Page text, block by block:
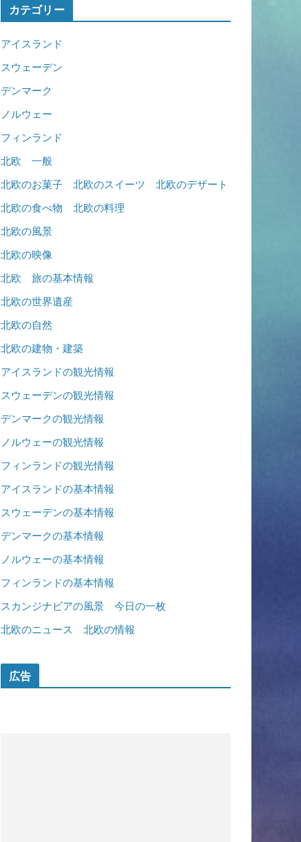
カテゴリー
アイスランド
スウェーデン
デンマーク
ノルウェー
フィンランド
北欧 一般
北欧のお菓子 北欧のスイーツ 北欧のデザート
北欧の食べ物 北欧の料理
北欧の風景
北欧の映像
北欧 旅の基本情報
北欧の世界遺産
北欧の自然
北欧の建物・建築
アイスランドの観光情報
スウェーデンの観光情報
デンマークの観光情報
ノルウェーの観光情報
フィンランドの観光情報
アイスランドの基本情報
スウェーデンの基本情報
デンマークの基本情報
ノルウェーの基本情報
フィンランドの基本情報
スカンジナビアの風景 今日の一枚
北欧のニュース 北欧の情報
広告